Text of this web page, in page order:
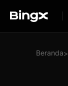
Beranda>